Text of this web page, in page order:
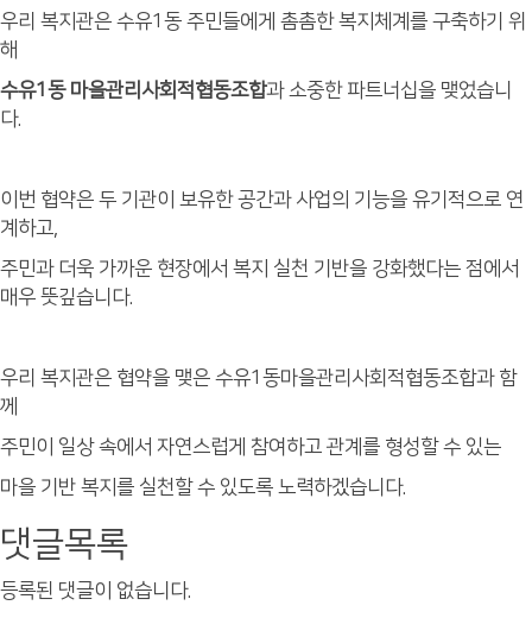
우리 복지관은 수유1동 주민들에게 촘촘한 복지체계를 구축하기 위
해
수유1동 마을관리사회적협동조합과 소중한 파트너십을 맺었습니
다.
이번 협약은 두 기관이 보유한 공간과 사업의 기능을 유기적으로 연
계하고,
주민과 더욱 가까운 현장에서 복지 실천 기반을 강화했다는 점에서
매우 뜻깊습니다.
우리 복지관은 협약을 맺은 수유1동마을관리사회적협동조합과 함
께
주민이 일상 속에서 자연스럽게 참여하고 관계를 형성할 수 있는
마을 기반 복지를 실천할 수 있도록 노력하겠습니다.
댓글목록
등록된 댓글이 없습니다.